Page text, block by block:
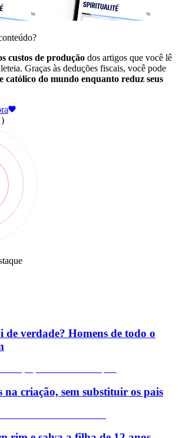
custos de produção dos artigos que você lê
Graças às deduções fiscais, você pode
católico do mundo enquanto reduz seus
de verdade? Homens de todo o
na criação, sem substituir os pais